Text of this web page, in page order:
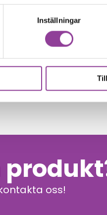
Inställningar
oss!